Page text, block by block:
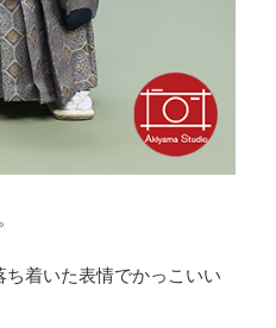
着いた表情でかっこいい